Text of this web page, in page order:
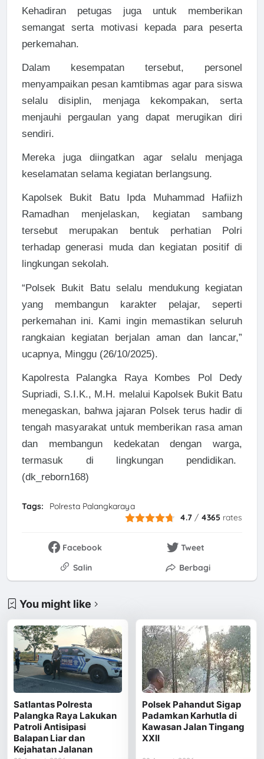
Kehadiran petugas juga untuk memberikan
semangat serta motivasi kepada para peserta
perkemahan.
Dalam kesempatan tersebut, personel
menyampaikan pesan kamtibmas agar para siswa
selalu disiplin, menjaga kekompakan, serta
menjauhi pergaulan yang dapat merugikan diri
sendiri.
Mereka juga diingatkan agar selalu menjaga
keselamatan selama kegiatan berlangsung.
Kapolsek Bukit Batu Ipda Muhammad Hafiizh
Ramadhan menjelaskan, kegiatan sambang
tersebut merupakan bentuk perhatian Polri
terhadap generasi muda dan kegiatan positif di
lingkungan sekolah.
“Polsek Bukit Batu selalu mendukung kegiatan
yang membangun karakter pelajar, seperti
perkemahan ini. Kami ingin memastikan seluruh
rangkaian kegiatan berjalan aman dan lancar,”
ucapnya, Minggu (26/10/2025).
Kapolresta Palangka Raya Kombes Pol Dedy
Supriadi, S.I.K., M.H. melalui Kapolsek Bukit Batu
menegaskan, bahwa jajaran Polsek terus hadir di
tengah masyarakat untuk memberikan rasa aman
dan membangun kedekatan dengan warga,
termasuk di lingkungan pendidikan.
(dk_reborn168)
Tags:
Polresta Palangkaraya
4.7 / 4365 rates
Facebook
Tweet
Salin
Berbagi
You might like
Satlantas Polresta
Palangka Raya Lakukan
Patroli Antisipasi
Balapan Liar dan
Kejahatan Jalanan
Polsek Pahandut Sigap
Padamkan Karhutla di
Kawasan Jalan Tingang
XXII